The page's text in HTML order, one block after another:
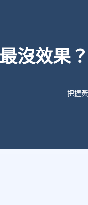
沒效果
把握